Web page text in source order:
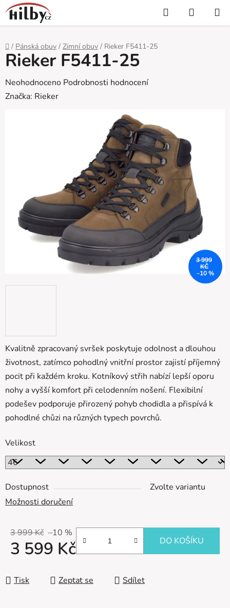
Přejít
na
obsah
Hledat
KOŠÍK
Domů
/ Pánská obuv / Zimní obuv / Rieker F5411-25
Kvalitně zpracovaný svršek poskytuje odolnost a dlouhou
životnost, zatímco pohodlný vnitřní prostor zajistí příjemný
pocit při každém kroku. Kotníkový střih nabízí lepší oporu
nohy a vyšší komfort při celodenním nošení. Flexibilní
podešev podporuje přirozený pohyb chodidla a přispívá k
pohodlné chůzi na různých typech povrchů.
Velikost
Dostupnost
Zvolte variantu
Možnosti doručení
3 999 Kč –10 %
3 599 Kč DO KOŠÍKU
Tisk Zeptat se Sdílet
Rieker F5411-25
Průměrné
hodnocení
Neohodnoceno Podrobnosti hodnocení
Značka: Rieker
3 999
KČ
–10 %